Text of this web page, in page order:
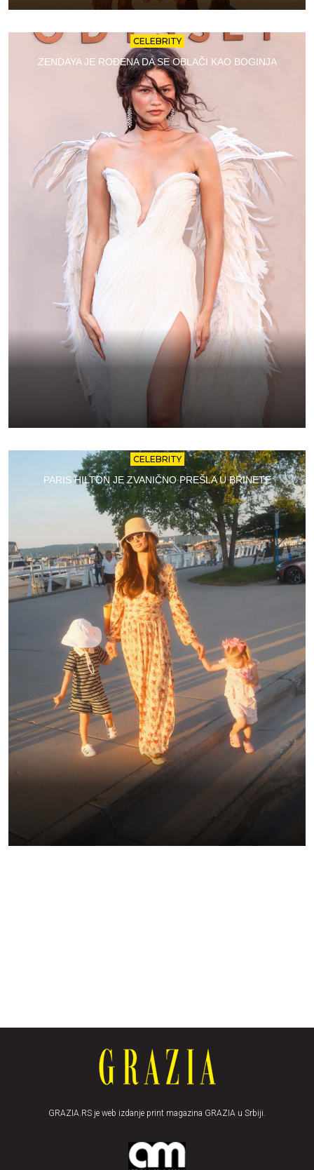
CELEBRITY
ZENDAYA JE ROĐENA DA SE OBLAČI KAO BOGINJA
CELEBRITY
PARIS HILTON JE ZVANIČNO PREŠLA U BRINETE
GRAZIA.RS je web izdanje print magazina GRAZIA u Srbiji.